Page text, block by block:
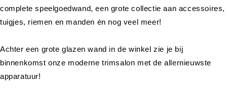
complete speelgoedwand, een grote collectie aan accessoires,
tuigjes, riemen en manden én nog veel meer!
Achter een grote glazen wand in de winkel zie je bij
binnenkomst onze moderne trimsalon met de allernieuwste
apparatuur!